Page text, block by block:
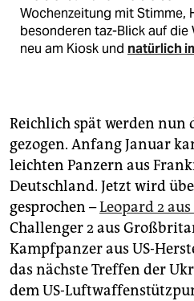
Wochenzeitung mit Stimme,
besonderen taz-Blick auf die
neu am Kiosk und natürlich
Reichlich spät werden nun
gezogen. Anfang Januar
leichten Panzern aus
Deutschland. Jetzt wird
gesprochen –Leopard 2
Challenger 2 aus
Kampfpanzer aus US-
das nächste Treffen der
dem US-